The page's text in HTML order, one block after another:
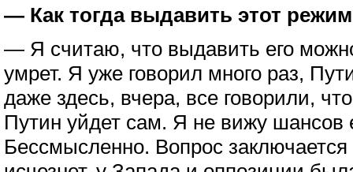
— Как тогда выдавить этот
— Я считаю, что выдавить его
умрет. Я уже говорил много раз,
даже здесь, вчера, все говорили,
Путин уйдет сам. Я не вижу шансов
Бессмысленно. Вопрос